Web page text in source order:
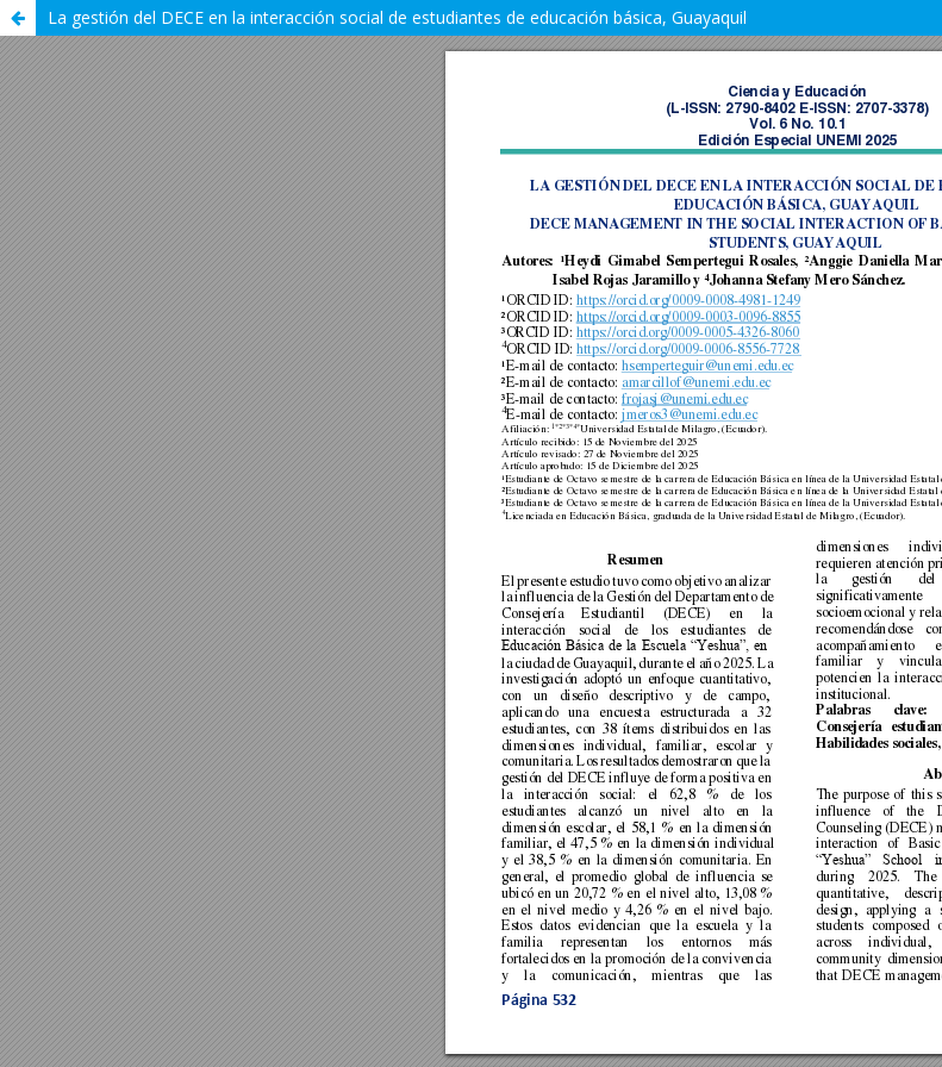
La gestión del DECE en la interacción social de estudiantes de educación básica, Guayaquil